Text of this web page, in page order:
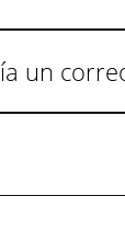
un